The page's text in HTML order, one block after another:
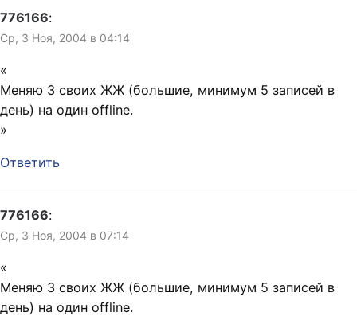
776166:
Ср, 3 Ноя, 2004 в 04:14
«
Меняю 3 своих ЖЖ (большие, минимум 5 записей в
день) на один offline.
»
Ответить
776166:
Ср, 3 Ноя, 2004 в 07:14
«
Меняю 3 своих ЖЖ (большие, минимум 5 записей в
день) на один offline.